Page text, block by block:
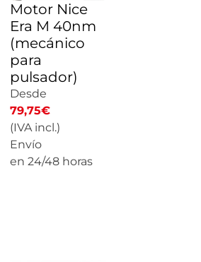
Motor Nice
Era M 40nm
(mecánico
para
pulsador)
Desde
79,75€
(IVA incl.)
Envío
en 24/48 horas